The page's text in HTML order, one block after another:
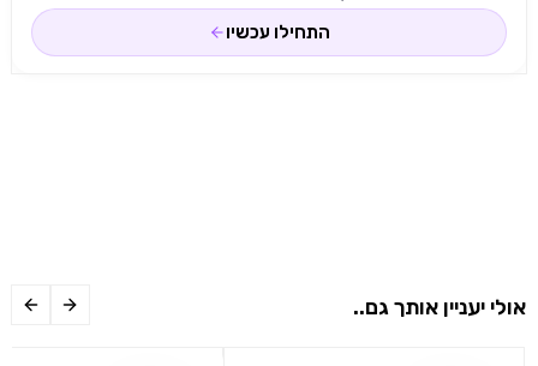
התחילו עכשיו
אולי יעניין אותך גם..